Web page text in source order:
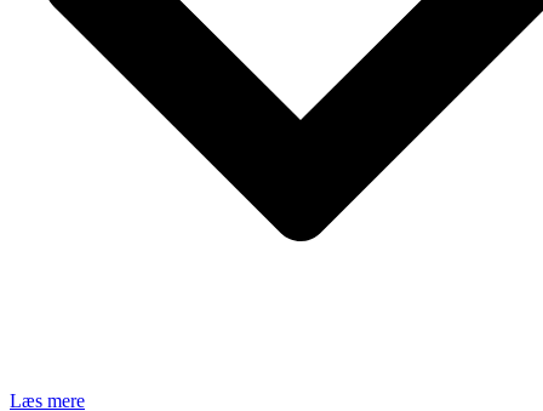
Læs mere